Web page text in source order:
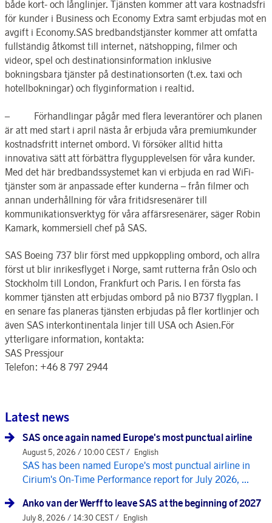
både kort- och långlinjer. Tjänsten kommer att vara kostnadsfri
för kunder i Business och Economy Extra samt erbjudas mot en
avgift i Economy.SAS bredbandstjänster kommer att omfatta
fullständig åtkomst till internet, nätshopping, filmer och
videor, spel och destinationsinformation inklusive
bokningsbara tjänster på destinationsorten (t.ex. taxi och
hotellbokningar) och flyginformation i realtid.
– Förhandlingar pågår med flera leverantörer och planen
är att med start i april nästa år erbjuda våra premiumkunder
kostnadsfritt internet ombord. Vi försöker alltid hitta
innovativa sätt att förbättra flygupplevelsen för våra kunder.
Med det här bredbandssystemet kan vi erbjuda en rad WiFi-
tjänster som är anpassade efter kunderna – från filmer och
annan underhållning för våra fritidsresenärer till
kommunikationsverktyg för våra affärsresenärer, säger Robin
Kamark, kommersiell chef på SAS.
SAS Boeing 737 blir först med uppkoppling ombord, och allra
först ut blir inrikesflyget i Norge, samt rutterna från Oslo och
Stockholm till London, Frankfurt och Paris. I en första fas
kommer tjänsten att erbjudas ombord på nio B737 flygplan. I
en senare fas planeras tjänsten erbjudas på fler kortlinjer och
även SAS interkontinentala linjer till USA och Asien.För
ytterligare information, kontakta:
SAS Pressjour
Telefon: +46 8 797 2944
Latest news
SAS once again named Europe's most punctual airline
August 5, 2026 / 10:00 CEST / English
SAS has been named Europe's most punctual airline in
Cirium's On-Time Performance report for July 2026, ...
Anko van der Werff to leave SAS at the beginning of 2027
July 8, 2026 / 14:30 CEST / English